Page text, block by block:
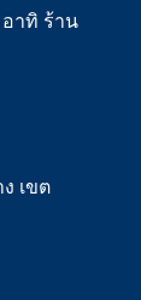
าทิ ร้าน
เขต